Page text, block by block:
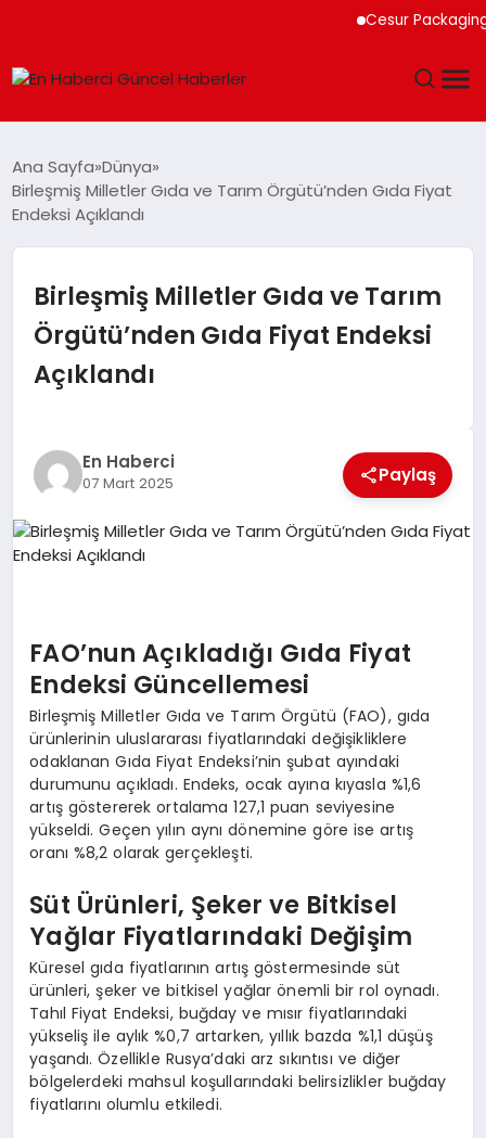
Cesur Packaging,
SPOR
TEKNOLOJI
MAGAZIN
EKONOMI
EĞITIM
Ana Sayfa Dünya
Birleşmiş Milletler Gıda ve Tarım Örgütü’nden Gıda Fiyat
Endeksi Açıklandı
Birleşmiş Milletler Gıda ve Tarım
Örgütü’nden Gıda Fiyat Endeksi
Açıklandı
En Haberci
07 Mart 2025 Paylaş
FAO’nun Açıkladığı Gıda Fiyat
Endeksi Güncellemesi
Birleşmiş Milletler Gıda ve Tarım Örgütü (FAO), gıda
ürünlerinin uluslararası fiyatlarındaki değişikliklere
odaklanan Gıda Fiyat Endeksi’nin şubat ayındaki
durumunu açıkladı. Endeks, ocak ayına kıyasla %1,6
artış göstererek ortalama 127,1 puan seviyesine
yükseldi. Geçen yılın aynı dönemine göre ise artış
oranı %8,2 olarak gerçekleşti.
Süt Ürünleri, Şeker ve Bitkisel
Yağlar Fiyatlarındaki Değişim
Küresel gıda fiyatlarının artış göstermesinde süt
ürünleri, şeker ve bitkisel yağlar önemli bir rol oynadı.
Tahıl Fiyat Endeksi, buğday ve mısır fiyatlarındaki
yükseliş ile aylık %0,7 artarken, yıllık bazda %1,1 düşüş
yaşandı. Özellikle Rusya’daki arz sıkıntısı ve diğer
bölgelerdeki mahsul koşullarındaki belirsizlikler buğday
fiyatlarını olumlu etkiledi.